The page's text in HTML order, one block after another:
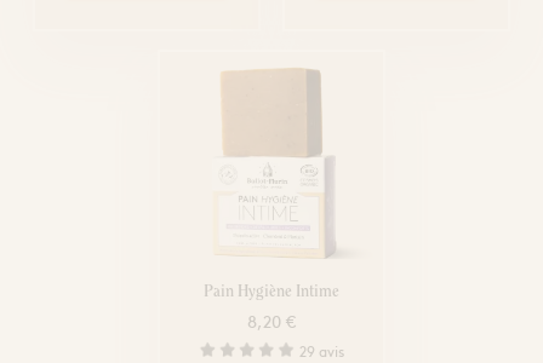
Pain Hygiène Intime
8,20 €
29 avis